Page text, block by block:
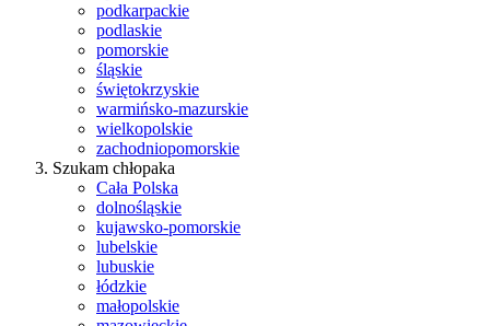
podkarpackie
podlaskie
pomorskie
śląskie
świętokrzyskie
warmińsko-mazurskie
wielkopolskie
zachodniopomorskie
Szukam chłopaka
Cała Polska
dolnośląskie
kujawsko-pomorskie
lubelskie
lubuskie
łódzkie
małopolskie